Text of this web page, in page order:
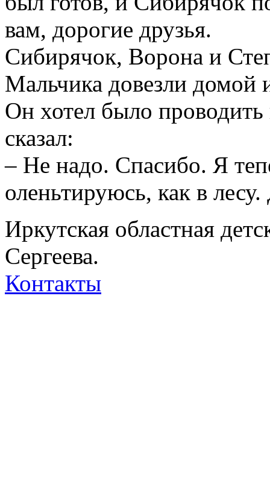
вам, дорогие друзья.
Сибирячок, Ворона и
Мальчика довезли домой
Он хотел было
сказал:
– Не надо. Спасибо. Я
оленьтируюсь, как в
Иркутская областная
Сергеева.
Контакты